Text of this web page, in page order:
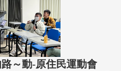
～動-原住民運動會